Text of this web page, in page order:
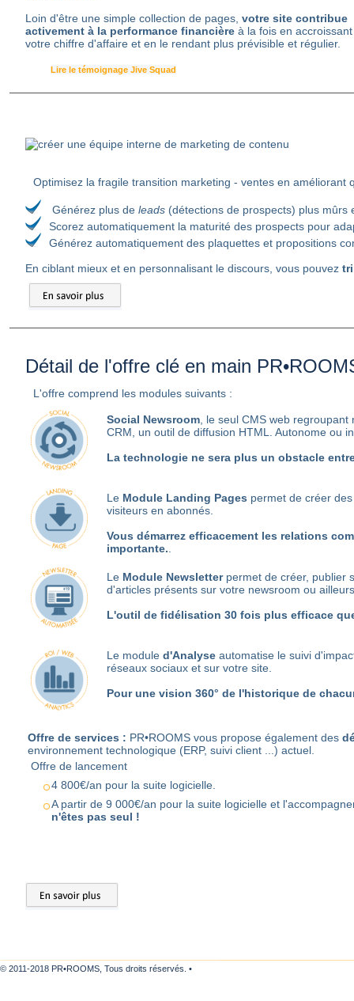
Loin d'être une simple collection de pages, votre site contribue
activement à la performance financière à la fois en accroissant
votre chiffre d'affaire et en le rendant plus prévisible et régulier.
Lire le témoignage Jive Squad
Optimisez la fragile transition marketing - ventes en améliorant
Générez plus de leads (détections de prospects) plus mûrs
Scorez automatiquement la maturité des prospects pour
Générez automatiquement des plaquettes et propositions
En ciblant mieux et en personnalisant le discours, vous pouvez
Détail de l'offre clé en main
L'offre comprend les modules suivants :
Social Newsroom , le seul CMS web
CRM, un outil de diffusion HTML. Autonome ou
La technologie ne sera plus un obstacle
Le Module Landing Pages permet de créer
visiteurs en abonnés.
Vous démarrez efficacement les relations
importante.
Le Module Newsletterpermet de créer, publier
d'articles présents sur votre newsroom ou
L'outil de fidélisation 30 fois plus efficace
Le module d'Analyse automatise le suivi
réseaux sociaux et sur votre site.
Pour une vision 360° de l'historique de
Offre de services : PR•ROOMS vous propose également des
environnement technologique (ERP, suivi client ...) actuel.
Offre de lancement
4 800€/an pour la suite logicielle.
A partir de 9 000€/an pour la suite logicielle et
n'êtes pas seul !
© 2011-2018 PR•ROOMS, Tous droits réservés. •